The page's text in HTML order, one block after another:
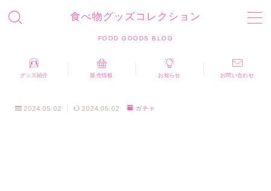
食べ物グッズコレクション
FOOD GOODS BLOG
プライバシーポリシー
運営者情報
グッズ紹介 販売情報 お知らせ お問い合わせ
2024.05.02 2024.05.02 ガチャ